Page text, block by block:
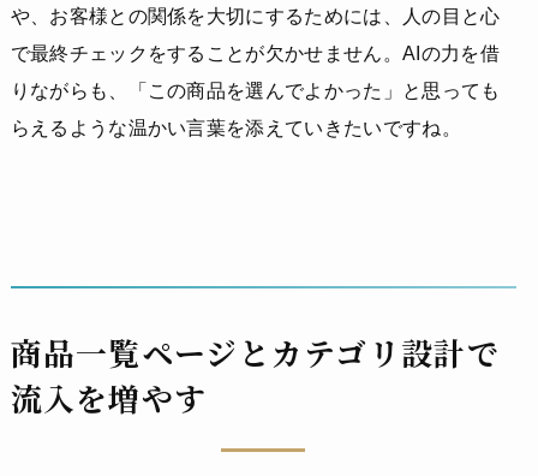
や、お客様との関係を大切にするためには、人の目と心
で最終チェックをすることが欠かせません。AIの力を借
りながらも、「この商品を選んでよかった」と思っても
らえるような温かい言葉を添えていきたいですね。
商品一覧ページとカテゴリ設計で
流入を増やす